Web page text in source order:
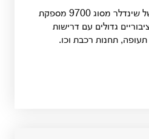
מערכת המדרגות הנעות של שינדלר מסוג 9700 מספקת
גדולים עם דרישות
תחנות רכבת וכו.